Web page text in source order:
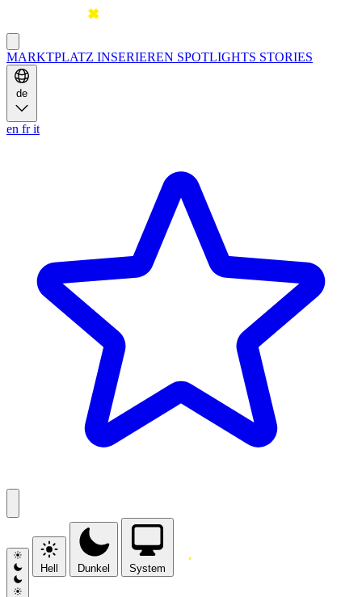
MARKTPLATZ INSERIEREN SPOTLIGHTS STORIES
de
en frit
Hell Dunkel System